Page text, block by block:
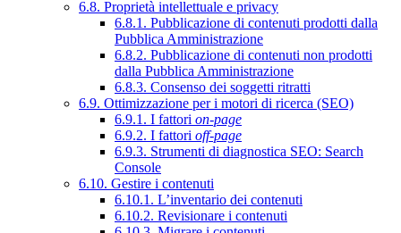
6.8. Proprietà intellettuale e privacy
6.8.1. Pubblicazione di contenuti prodotti dalla
Pubblica Amministrazione
6.8.2. Pubblicazione di contenuti non prodotti
dalla Pubblica Amministrazione
6.8.3. Consenso dei soggetti ritratti
6.9. Ottimizzazione per i motori di ricerca (SEO)
6.9.1. I fattori on-page
6.9.2. I fattori off-page
6.9.3. Strumenti di diagnostica SEO: Search
Console
6.10. Gestire i contenuti
6.10.1. L’inventario dei contenuti
6.10.2. Revisionare i contenuti